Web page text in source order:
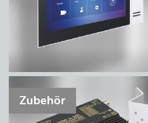
Zubehör